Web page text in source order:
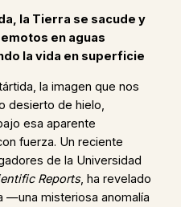
la Tierra se sacude y
en aguas
la vida en superficie
la imagen que nos
desierto de hielo,
esa aparente
fuerza. Un reciente
de la Universidad
Reports, ha revelado
—una misteriosa anomalía